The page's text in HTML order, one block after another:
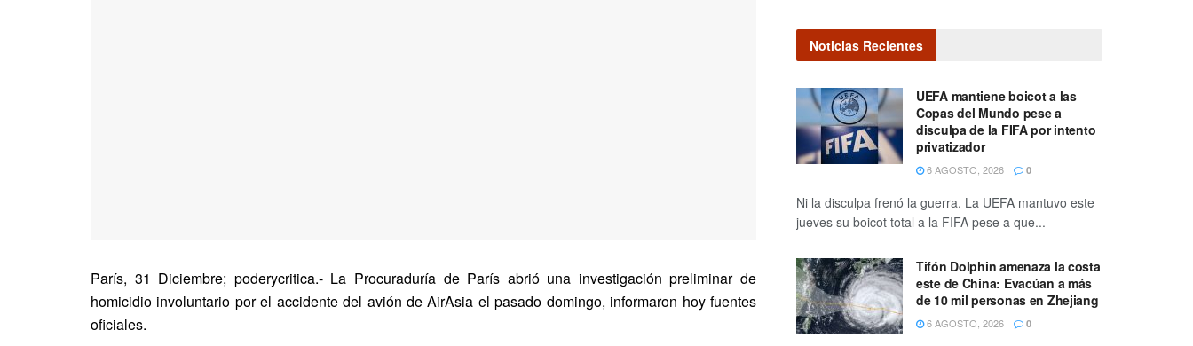
París, 31 Diciembre; poderycritica.- La Procuraduría de París abrió una investigación preliminar de
homicidio involuntario por el accidente del avión de AirAsia el pasado domingo, informaron hoy fuentes
oficiales.
Noticias Recientes
UEFA mantiene boicot a las
Copas del Mundo pese a
disculpa de la FIFA por intento
privatizador
6 AGOSTO, 2026 0
Ni la disculpa frenó la guerra. La UEFA mantuvo este
jueves su boicot total a la FIFA pese a que...
Tifón Dolphin amenaza la costa
este de China: Evacúan a más
de 10 mil personas en Zhejiang
6 AGOSTO, 2026 0